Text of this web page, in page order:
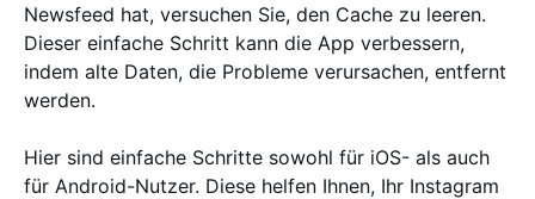
Newsfeed hat, versuchen Sie, den Cache zu leeren.
Dieser einfache Schritt kann die App verbessern,
indem alte Daten, die Probleme verursachen, entfernt
werden.
Hier sind einfache Schritte sowohl für iOS- als auch
für Android-Nutzer. Diese helfen Ihnen, Ihr Instagram